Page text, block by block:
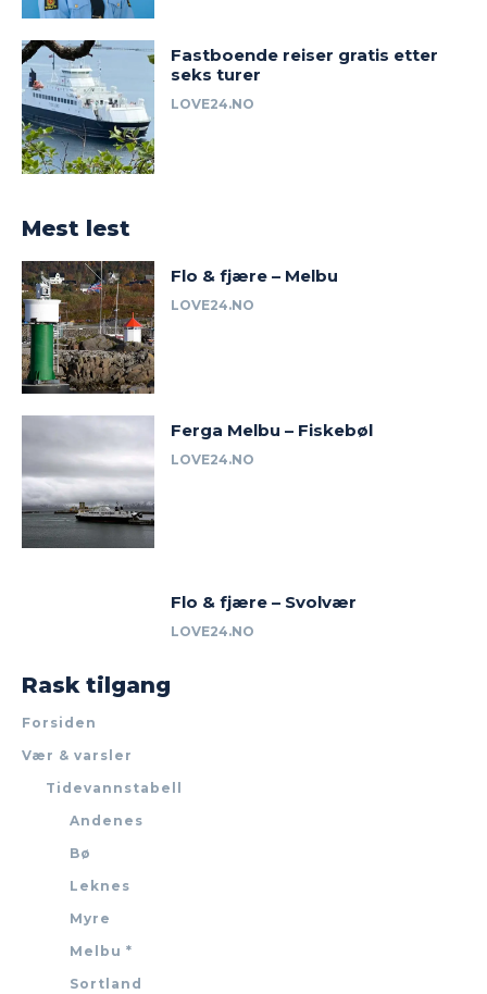
Fastboende reiser gratis etter
seks turer
LOVE24.NO
Mest lest
Flo & fjære – Melbu
LOVE24.NO
Ferga Melbu – Fiskebøl
LOVE24.NO
Flo & fjære – Svolvær
LOVE24.NO
Rask tilgang
Forsiden
Vær & varsler
Tidevannstabell
Andenes
Bø
Leknes
Myre
Melbu *
Sortland